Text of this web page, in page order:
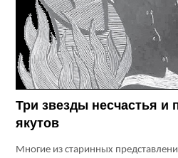
Три звезды несчастья и
якутов
Многие из старинных